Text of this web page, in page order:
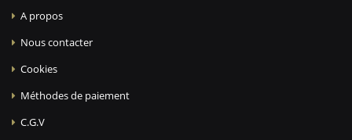
A propos
Nous contacter
Cookies
Méthodes de paiement
C.G.V